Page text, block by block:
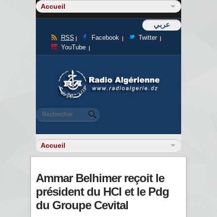
عربي
RSS Facebook
Twitter
YouTube
Formulaire de recherche
Rechercher
Ammar Belhimer reçoit le
président du HCI et le Pdg
du Groupe Cevital